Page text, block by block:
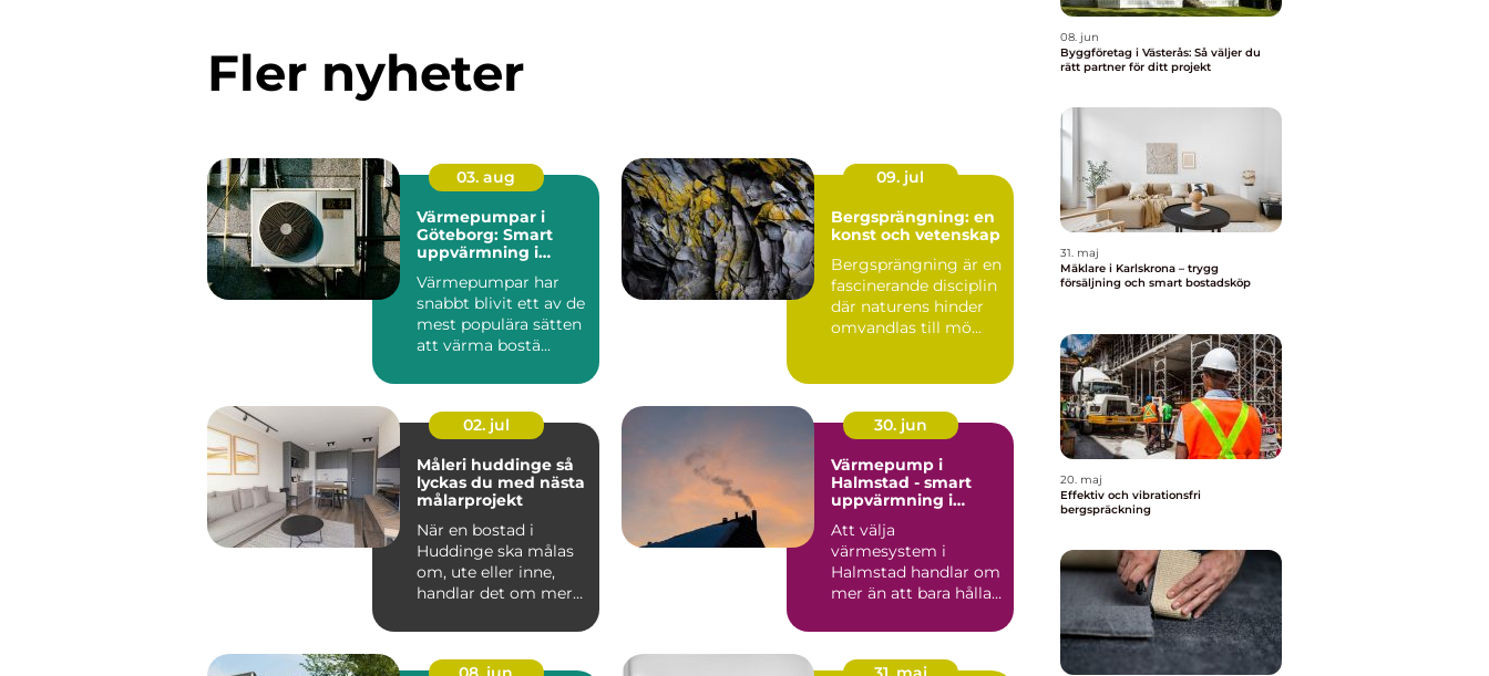
Fler nyheter
03. aug
Värmepumpar i
Göteborg: Smart
uppvärmning i
Värmepumpar har
snabbt blivit ett av de
mest populära sätten
att värma bostä...
09. jul
Bergsprängning: en
konst och vetenskap
Bergsprängning är en
fascinerande disciplin
där naturens hinder
omvandlas till mö...
02. jul
Måleri huddinge så
lyckas du med nästa
målarprojekt
När en bostad i
Huddinge ska målas
om, ute eller inne,
handlar det om mer
professi...
30. jun
Värmepump i
Halmstad - smart
uppvärmning i
Att välja
värmesystem i
Halmstad handlar om
mer än att bara hålla
08. jun
Byggföretag i Västerås: Så väljer du
rätt partner för ditt projekt
31. maj
Mäklare i Karlskrona – trygg
försäljning och smart bostadsköp
20. maj
Effektiv och vibrationsfri
bergspräckning